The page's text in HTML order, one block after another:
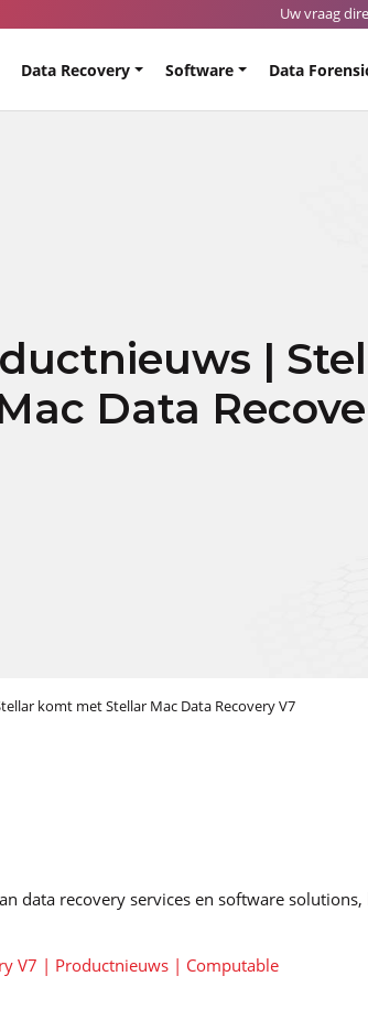
Uw vraag
Data Recovery Software Data
|
Data
komt met Stellar Mac Data Recovery V7
data recovery services en software
V7 | Productnieuws | Computable